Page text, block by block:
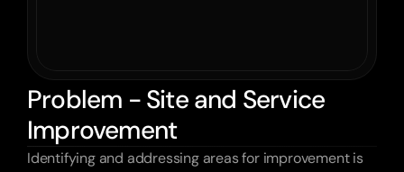
Problem - Site and Service
Improvement
Identifying and addressing areas for improvement is